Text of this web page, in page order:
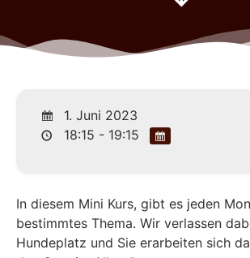
1. Juni 2023
18:15 - 19:15
In diesem Mini Kurs, gibt es jeden
bestimmtes Thema. Wir verlassen
Hundeplatz und Sie erarbeiten sich